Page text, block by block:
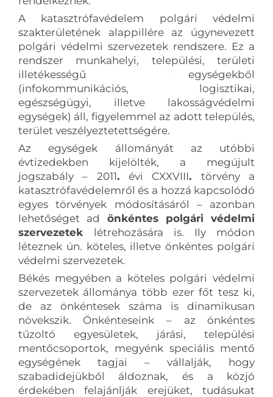
A katasztrófavédelem polgári védelmi
szakterületének alappillére az úgynevezett
polgári védelmi szervezetek rendszere. Ez a
rendszer munkahelyi, települési, területi
illetékességű egységekből
(infokommunikációs, logisztikai,
egészségügyi, illetve lakosságvédelmi
egységek) áll, figyelemmel az adott település,
terület veszélyeztetettségére.
Az egységek állományát az utóbbi
évtizedekben kijelölték, a megújult
jogszabály – 2011.évi CXXVIII. törvény a
katasztrófavédelemről és a hozzá kapcsolódó
egyes törvények módosításáról – azonban
lehetőséget ad önkéntes polgári védelmi
szervezetek létrehozására is. Ily módon
léteznek ún. köteles, illetve önkéntes polgári
védelmi szervezetek.
Békés megyében a köteles polgári védelmi
szervezetek állománya több ezer főt tesz ki,
de az önkéntesek száma is dinamikusan
növekszik. Önkénteseink – az önkéntes
tűzoltó egyesületek, járási, települési
mentőcsoportok, megyénk speciális mentő
egységének tagjai – vállalják, hogy
szabadidejükből áldoznak, és a közjó
érdekében felajánlják erejüket, tudásukat